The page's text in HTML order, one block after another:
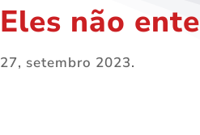
Eles não
27, setembro 2023.